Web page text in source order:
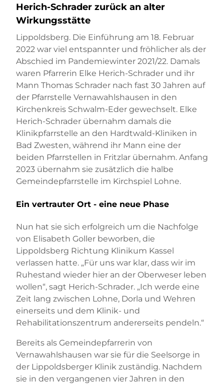
Herich-Schrader zurück an alter
Wirkungsstätte
Lippoldsberg. Die Einführung am 18. Februar
2022 war viel entspannter und fröhlicher als der
Abschied im Pandemiewinter 2021/22. Damals
waren Pfarrerin Elke Herich-Schrader und ihr
Mann Thomas Schrader nach fast 30 Jahren auf
der Pfarrstelle Vernawahlshausen in den
Kirchenkreis Schwalm-Eder gewechselt. Elke
Herich-Schrader übernahm damals die
Klinikpfarrstelle an den Hardtwald-Kliniken in
Bad Zwesten, während ihr Mann eine der
beiden Pfarrstellen in Fritzlar übernahm. Anfang
2023 übernahm sie zusätzlich die halbe
Gemeindepfarrstelle im Kirchspiel Lohne.
Ein vertrauter Ort - eine neue Phase
Nun hat sie sich erfolgreich um die Nachfolge
von Elisabeth Goller beworben, die
Lippoldsberg Richtung Klinikum Kassel
verlassen hatte. „Für uns war klar, dass wir im
Ruhestand wieder hier an der Oberweser leben
wollen“, sagt Herich-Schrader. „Ich werde eine
Zeit lang zwischen Lohne, Dorla und Wehren
einerseits und dem Klinik- und
Rehabilitationszentrum andererseits pendeln.“
Bereits als Gemeindepfarrerin von
Vernawahlshausen war sie für die Seelsorge in
der Lippoldsberger Klinik zuständig. Nachdem
sie in den vergangenen vier Jahren in den